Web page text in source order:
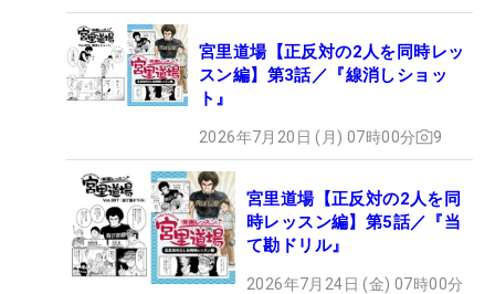
宮里道場【正反対の2人を同時レッ
スン編】第3話／『線消しショッ
ト』
2026年7月20日 (月) 07時00分 9
宮里道場【正反対の2人を同
時レッスン編】第5話／『当
て勘ドリル』
2026年7月24日 (金) 07時00分